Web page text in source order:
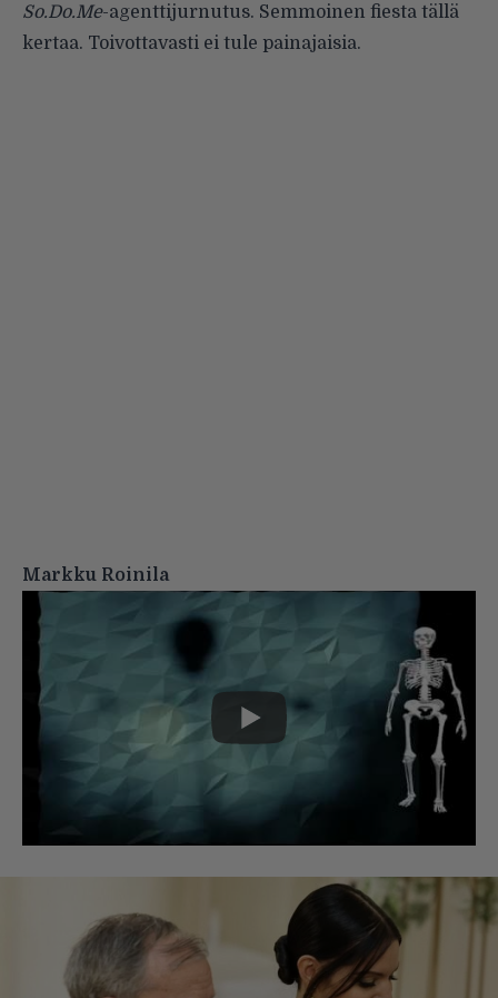
So.Do.Me-agenttijurnutus. Semmoinen fiesta tällä
kertaa. Toivottavasti ei tule painajaisia.
Markku Roinila